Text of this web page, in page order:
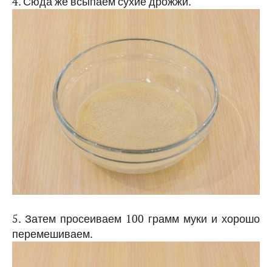
5. Затем просеиваем 100 грамм муки и хорошо
перемешиваем.